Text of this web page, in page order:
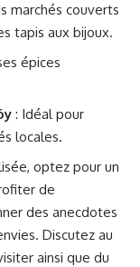
marchés couverts
tapis aux bijoux.
épices
: Idéal pour
locales.
optez pour un
de
des anecdotes
Discutez au
ainsi que du